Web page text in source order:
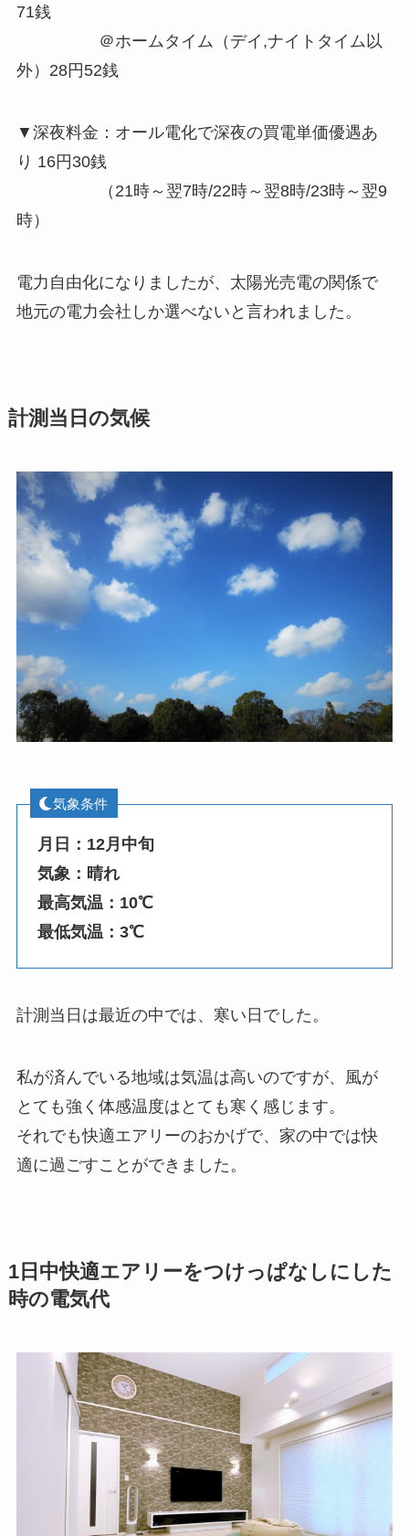
71銭
＠ホームタイム（デイ,ナイトタイム以
外） 28円52銭
▼深夜料金：オール電化で深夜の買電単価優遇あ
り 16円30銭
（21時～翌7時/22時～翌8時/23時～翌9
時）
電力自由化になりましたが、太陽光売電の関係で
地元の電力会社しか選べないと言われました。
計測当日の気候
気象条件
月日：12月中旬
気象：晴れ
最高気温：10℃
最低気温：3℃
計測当日は最近の中では、寒い日でした。
私が済んでいる地域は気温は高いのですが、風が
とても強く体感温度はとても寒く感じます。
それでも快適エアリーのおかげで、家の中では快
適に過ごすことができました。
1日中快適エアリーをつけっぱなしにした
時の電気代